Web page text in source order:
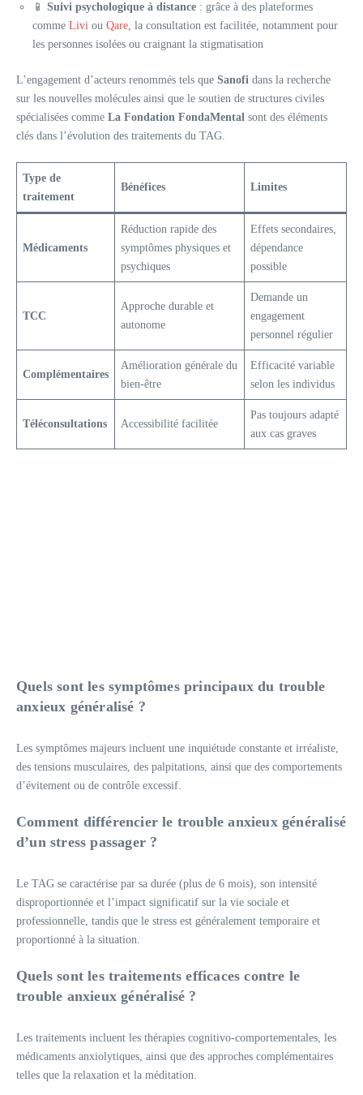
📱 Suivi psychologique à distance : grâce à des plateformes
comme Livi ou Qare, la consultation est facilitée, notamment pour
les personnes isolées ou craignant la stigmatisation
L’engagement d’acteurs renommés tels que Sanofi dans la recherche
sur les nouvelles molécules ainsi que le soutien de structures civiles
spécialisées comme La Fondation FondaMental sont des éléments
clés dans l’évolution des traitements du TAG.
Type de
traitement
Bénéfices Limites
Médicaments
Réduction rapide des
symptômes physiques et
psychiques
Effets secondaires,
dépendance
possible
TCC
Approche durable et
autonome
Demande un
engagement
personnel régulier
Complémentaires
Amélioration générale du
bien-être
Efficacité variable
selon les individus
Téléconsultations Accessibilité facilitée
Pas toujours adapté
aux cas graves
Quels sont les symptômes principaux du trouble
anxieux généralisé ?
Les symptômes majeurs incluent une inquiétude constante et irréaliste,
des tensions musculaires, des palpitations, ainsi que des comportements
d’évitement ou de contrôle excessif.
Comment différencier le trouble anxieux généralisé
d’un stress passager ?
Le TAG se caractérise par sa durée (plus de 6 mois), son intensité
disproportionnée et l’impact significatif sur la vie sociale et
professionnelle, tandis que le stress est généralement temporaire et
proportionné à la situation.
Quels sont les traitements efficaces contre le
trouble anxieux généralisé ?
Les traitements incluent les thérapies cognitivo-comportementales, les
médicaments anxiolytiques, ainsi que des approches complémentaires
telles que la relaxation et la méditation.